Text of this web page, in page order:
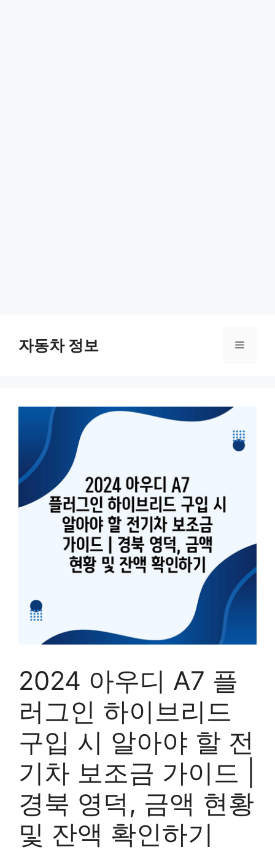
content자동차 정보 Menu
2024 아우디 A7 플
러그인 하이브리드
구입 시 알아야 할 전
기차 보조금 가이드 |
경북 영덕, 금액 현황
및 잔액 확인하기